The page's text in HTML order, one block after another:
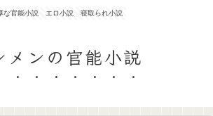
な官能小説 エロ小説 寝取られ小説
メンの官能小説